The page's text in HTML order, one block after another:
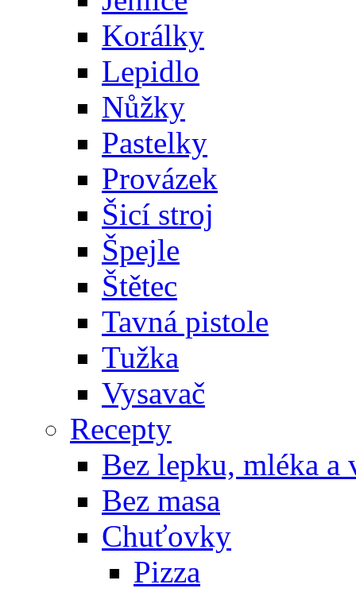
Korálky
Lepidlo
Nůžky
Pastelky
Provázek
Šicí stroj
Špejle
Štětec
Tavná pistole
Tužka
Vysavač
Recepty
Bez lepku, mléka a
Bez masa
Chuťovky
Pizza